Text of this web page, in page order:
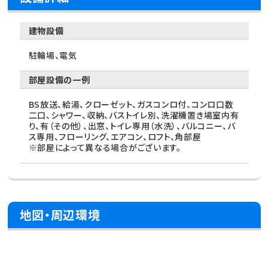
建物設備
駐輪場、電気
部屋設備の一例
BS放送、給湯、クローゼット、ガスコンロ付、コンロ口数
二口、シャワー、収納、バストイレ別、洗濯機置き場室内有
り、有（その他）、出窓、トイレ専用（水洗）、バルコニー、バ
ス専用、フローリング、エアコン、ロフト、角部屋
※部屋によって異なる場合がございます。
地図・周辺環境